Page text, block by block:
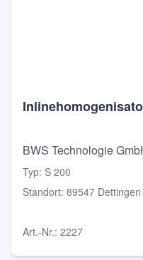
BWS Technologie
Typ: S 200
Standort: 89547
Art.-Nr.: 2227